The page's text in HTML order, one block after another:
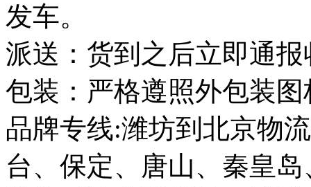
发车。
派送：货到之后立即通
包装：严格遵照外包装
品牌专线:潍坊到北京物
台、保定、唐山、秦皇